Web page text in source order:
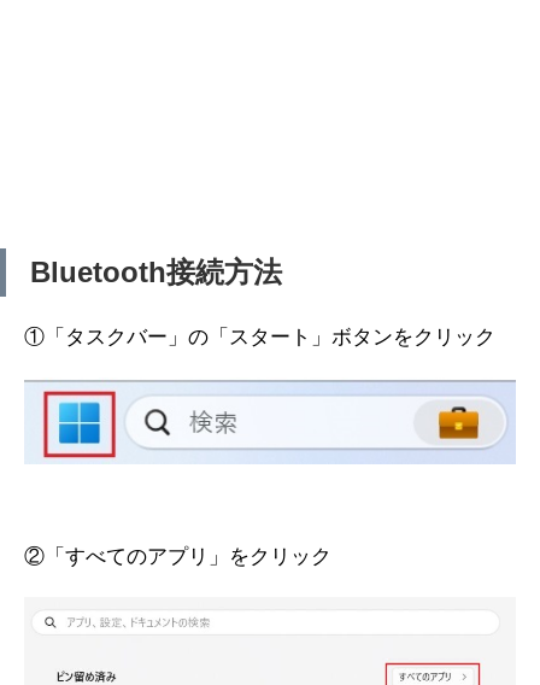
Bluetooth接続方法
①「タスクバー」の「スタート」ボタンをクリック
②「すべてのアプリ」をクリック